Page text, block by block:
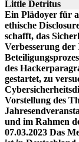
Little Detritus
Ein Plädoyer für
ethische
schafft, das
Verbesserung
des
gestartet, zu
Vorstellung des
und im Rahmen
07.03.2023 Das